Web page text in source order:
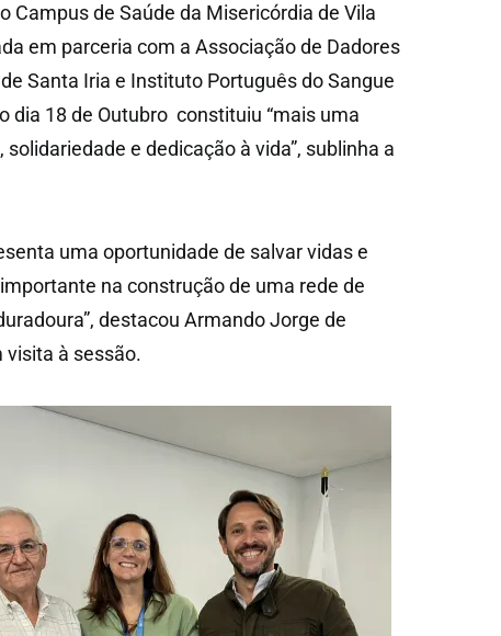
Campus de Saúde da Misericórdia de Vila
em parceria com a Associação de Dadores
Santa Iria e Instituto Português do Sangue
dia 18 de Outubro constituiu “mais uma
e dedicação à vida”, sublinha a
uma oportunidade de salvar vidas e
na construção de uma rede de
destacou Armando Jorge de
visita à sessão.